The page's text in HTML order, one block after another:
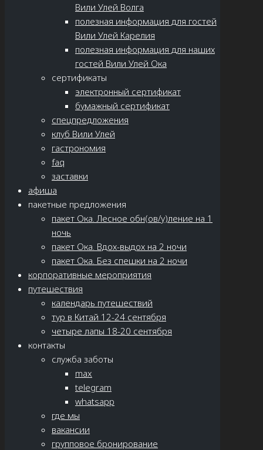
Вили Улей Волга
полезная информация для гостей
Вили Улей Карелия
полезная информация для наших
гостей Вили Улей Ока
сертификаты
электронный сертификат
бумажный сертификат
спецпредложения
клуб Вили Улей
гастрономия
faq
заставки
афиша
пакетные предложения
пакет Ока. Лесное обн(ов/у)ление на 1
ночь
пакет Ока. Вдох-выдох на 2 ночи
пакет Ока. Без спешки на 2 ночи
корпоративные мероприятия
путешествия
календарь путешествий
тур в Китай 12-24 сентября
четыре лапы 18-20 сентября
контакты
служба заботы
max
telegram
whatsapp
где мы
вакансии
групповое бронирование